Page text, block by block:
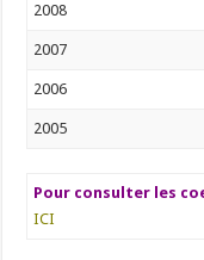
2008
2007
2006
2005
Pour consulter les
ICI